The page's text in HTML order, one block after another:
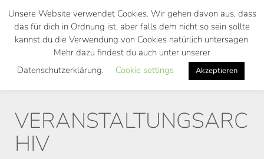
Skip
main
VERANSTALTUNGSARC
HIV
Unsere Website verwendet Cookies. Wir gehen davon aus, dass
das für dich in Ordnung ist, aber falls dem nicht so sein sollte
kannst du die Verwendung von Cookies natürlich untersagen.
Mehr dazu findest du auch unter unserer
Datenschutzerklärung.
Cookie settings Akzeptieren